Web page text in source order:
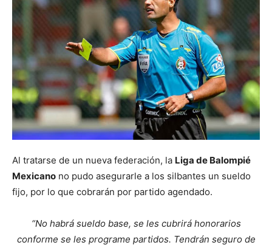
Al tratarse de un nueva federación, la Liga de Balompié
Mexicano no pudo asegurarle a los silbantes un sueldo
fijo, por lo que cobrarán por partido agendado.
“No habrá sueldo base, se les cubrirá honorarios
conforme se les programe partidos. Tendrán seguro de